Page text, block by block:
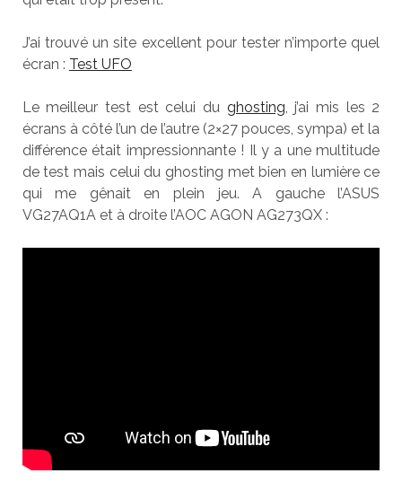
J’ai trouvé un site excellent pour tester n’importe quel
écran : Test UFO
Le meilleur test est celui du ghosting , j’ai mis les 2
écrans à côté l’un de l’autre (2×27 pouces, sympa) et la
différence était impressionnante ! Il y a une multitude
de test mais celui du ghosting met bien en lumière ce
qui me gênait en plein jeu. A gauche l’ASUS
VG27AQ1A et à droite l’AOC AGON AG273QX :